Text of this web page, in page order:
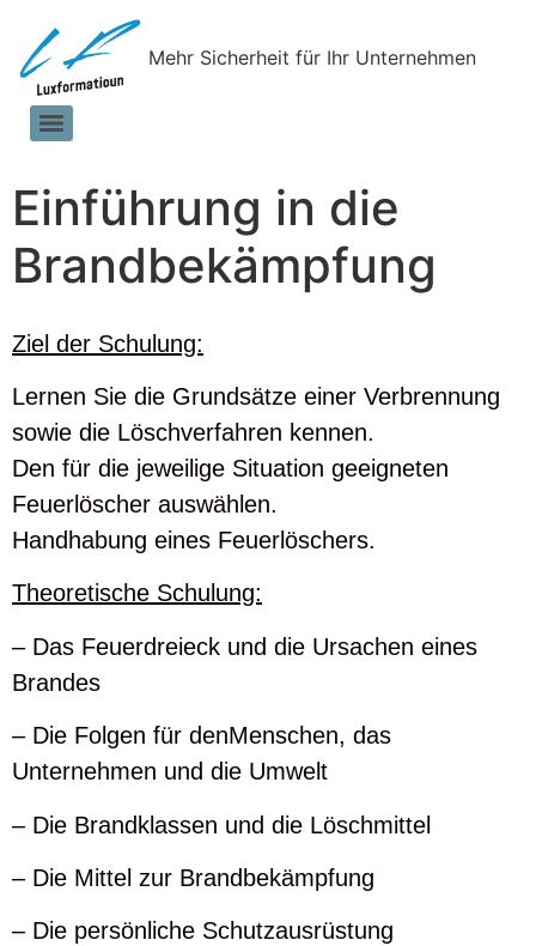
Mehr Sicherheit für Ihr Unternehmen
Einführung in die
Brandbekämpfung
Ziel der Schulung:
Lernen Sie die Grundsätze einer Verbrennung
sowie die Löschverfahren kennen.
Den für die jeweilige Situation geeigneten
Feuerlöscher auswählen.
Handhabung eines Feuerlöschers.
Theoretische Schulung:
– Das Feuerdreieck und die Ursachen eines
Brandes
– Die Folgen für denMenschen, das
Unternehmen und die Umwelt
– Die Brandklassen und die Löschmittel
– Die Mittel zur Brandbekämpfung
– Die persönliche Schutzausrüstung